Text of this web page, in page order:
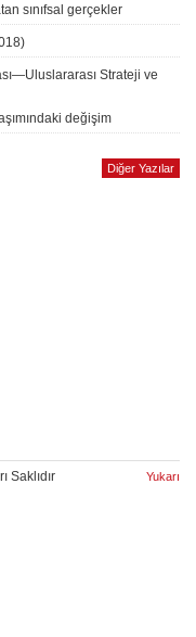
sınıfsal gerçekler
Strateji ve
değişim
Diğer Yazılar
Saklıdır Yukarı